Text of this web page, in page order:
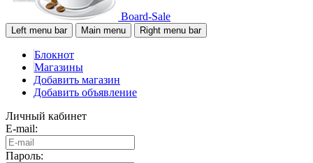
Board-Sale
Left menu bar Main menu Right menu bar
Блокнот
Магазины
Добавить магазин
Добавить объявление
Личный кабинет
E-mail:
Пароль: